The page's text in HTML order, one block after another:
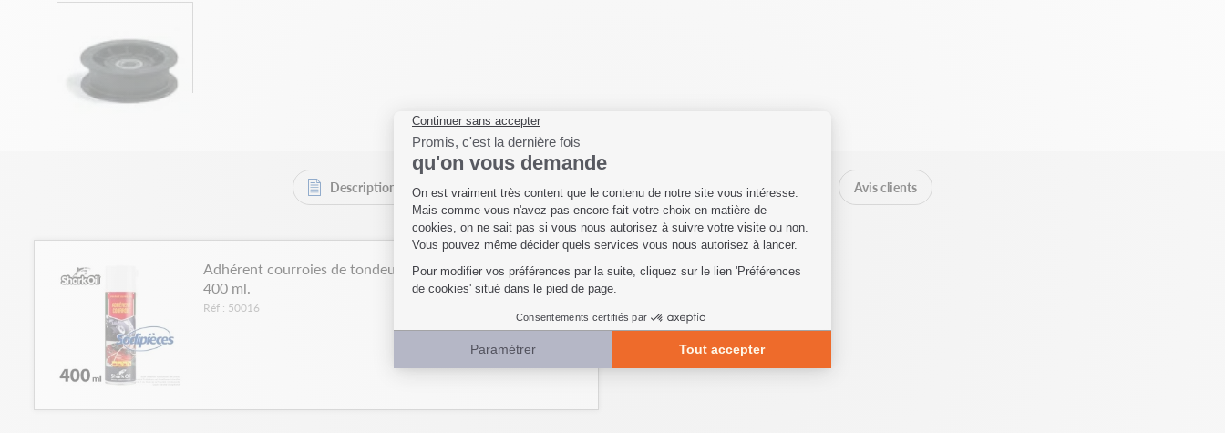
Description Accessoires Fiche technique Livraison Avis clients
Adhérent courroies de tondeuses Shark Oil. Aérosol de
400 ml.
Réf : 50016